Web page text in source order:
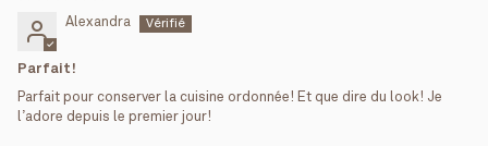
Alexandra
Parfait!
Parfait pour conserver la cuisine ordonnée! Et que dire du look! Je
l’adore depuis le premier jour!